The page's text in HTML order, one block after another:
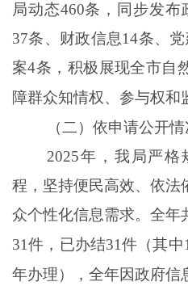
局动态460条， 同步发布
37条、 财政信息14条、
案4条 ， 积极展现全市自
障群众知情权、参与权和
（二）依申请公开
2025年 ， 我局严格
程，坚持便民高效、依法
众个性化信息需求。全年
31件 ， 已办结31件（其中1
年办理），全年因政府信